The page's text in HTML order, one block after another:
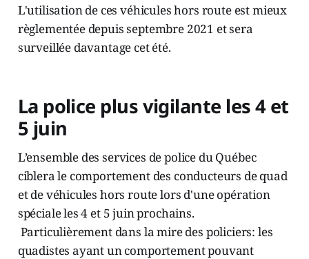
L'utilisation de ces véhicules hors route est mieux
règlementée depuis septembre 2021 et sera
surveillée davantage cet été.
La police plus vigilante les 4 et
5 juin
L’ensemble des services de police du Québec
ciblera le comportement des conducteurs de quad
et de véhicules hors route lors d'une opération
spéciale les 4 et 5 juin prochains.
Particulièrement dans la mire des policiers: les
quadistes ayant un comportement pouvant